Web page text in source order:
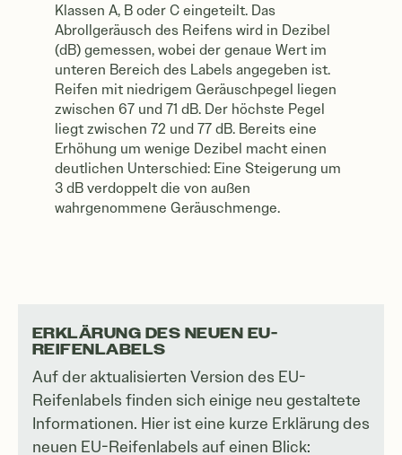
Klassen A, B oder C eingeteilt. Das
Abrollgeräusch des Reifens wird in Dezibel
(dB) gemessen, wobei der genaue Wert im
unteren Bereich des Labels angegeben ist.
Reifen mit niedrigem Geräuschpegel liegen
zwischen 67 und 71 dB. Der höchste Pegel
liegt zwischen 72 und 77 dB. Bereits eine
Erhöhung um wenige Dezibel macht einen
deutlichen Unterschied: Eine Steigerung um
3 dB verdoppelt die von außen
wahrgenommene Geräuschmenge.
ERKLÄRUNG DES NEUEN EU-
REIFENLABELS
Auf der aktualisierten Version des EU-
Reifenlabels finden sich einige neu gestaltete
Informationen. Hier ist eine kurze Erklärung des
neuen EU-Reifenlabels auf einen Blick: